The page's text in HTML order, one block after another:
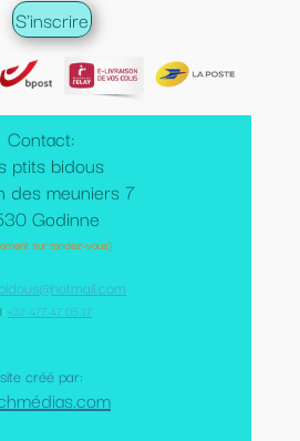
Contact:
ptits bidous
des meuniers 7
Godinne
sur rendez-vous)
: +32 477 47 05 17
site créé par: